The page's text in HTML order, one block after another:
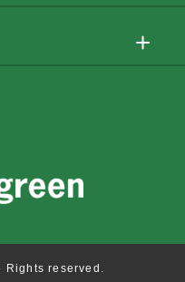
Rights reserved.